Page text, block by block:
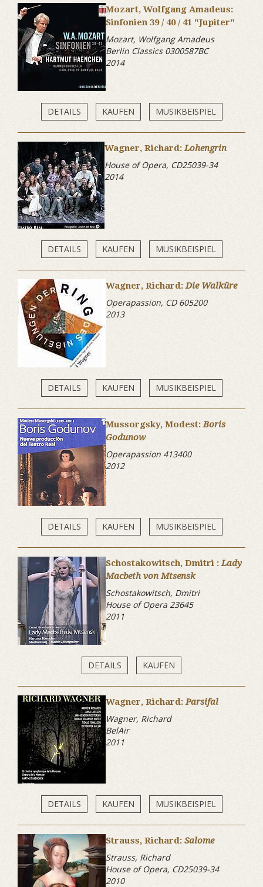
Mozart, Wolfgang Amadeus:
Sinfonien 39 / 40 / 41 "Jupiter"
Mozart, Wolfgang Amadeus
Berlin Classics 0300587BC
2014
DETAILS KAUFEN MUSIKBEISPIEL
Wagner, Richard:Lohengrin
House of Opera, CD25039-34
2014
DETAILS KAUFEN MUSIKBEISPIEL
Wagner, Richard:Die Walküre
Operapassion, CD 605200
2013
DETAILS KAUFEN MUSIKBEISPIEL
Mussorgsky, Modest:Boris
Godunow
Operapassion 413400
2012
DETAILS KAUFEN MUSIKBEISPIEL
Schostakowitsch, Dmitri :Lady
Macbeth von Mtsensk
Schostakowitsch, Dmitri
House of Opera 23645
2011
DETAILS KAUFEN
Wagner, Richard:Parsifal
Wagner, Richard
BelAir
2011
DETAILS KAUFEN MUSIKBEISPIEL
Strauss, Richard: Salome
Strauss, Richard
House of Opera, CD25039-34
2010